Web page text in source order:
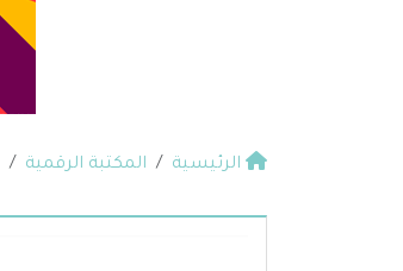
الرئيسية المكتبة الرقمية